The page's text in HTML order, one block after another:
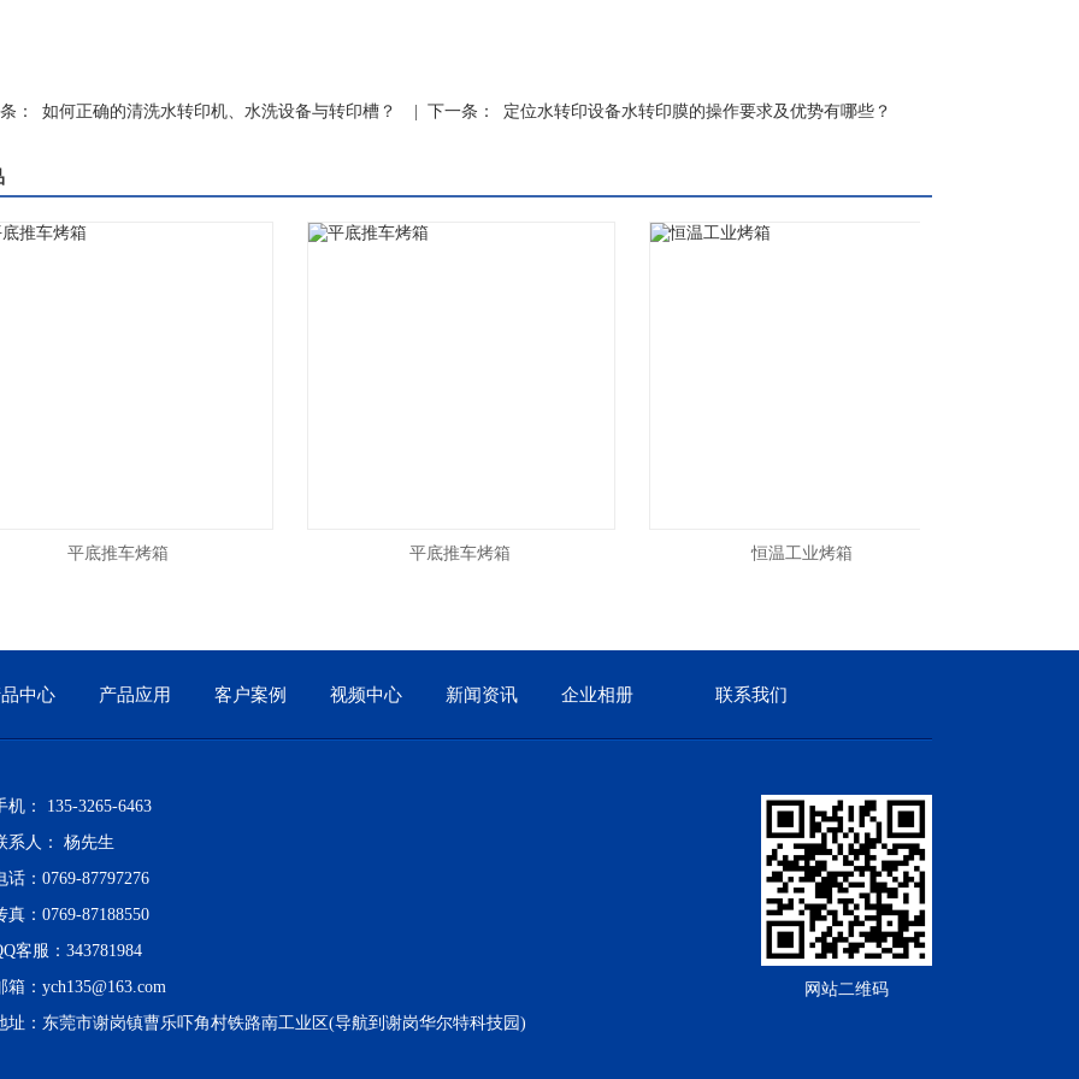
： 如何正确的清洗水转印机、水洗设备与转印槽？ | 下一条： 定位水转印设备水转印膜的操作要求及优势有哪些？
平底推车烤箱 平底推车烤箱 恒温工业烤箱
中心 产品应用 客户案例 视频中心 新闻资讯 企业相册 联系我们
机： 135-3265-6463
系人： 杨先生
话：0769-87797276
真：0769-87188550
客服：343781984
箱： ych135@163.com
址：东莞市谢岗镇曹乐吓角村铁路南工业区(导航到谢岗华尔特科技园)
网站二维码